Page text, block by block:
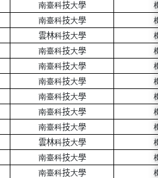
南臺科技大學
南臺科技大學
雲林科技大學
南臺科技大學
南臺科技大學
南臺科技大學
南臺科技大學
南臺科技大學
南臺科技大學
雲林科技大學
南臺科技大學
南臺科技大學